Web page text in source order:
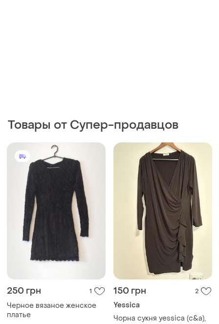
250 грн
Черное вязаное женское
платье
150 грн 2
Чорна сукня yessica (c&a),
р-р 48-52
50 и еще 1